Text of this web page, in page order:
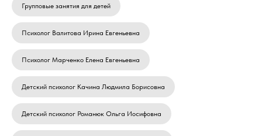
Групповые занятия для детей
Психолог Валитова Ирина Евгеньевна
Психолог Марченко Елена Евгеньевна
Детский психолог Качина Людмила Борисовна
Детский психолог Романюк Ольга Иосифовна